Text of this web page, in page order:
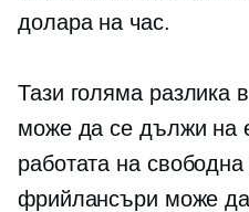
долара на час.
Тази голяма разлика
може да се дължи на
работата на
фрийлансъри може